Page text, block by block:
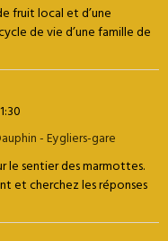
fruit local et d’une
de vie d’une famille de
- Eygliers-gare
le sentier des marmottes.
et cherchez les réponses